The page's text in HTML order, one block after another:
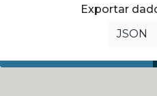
Exportar
JSON